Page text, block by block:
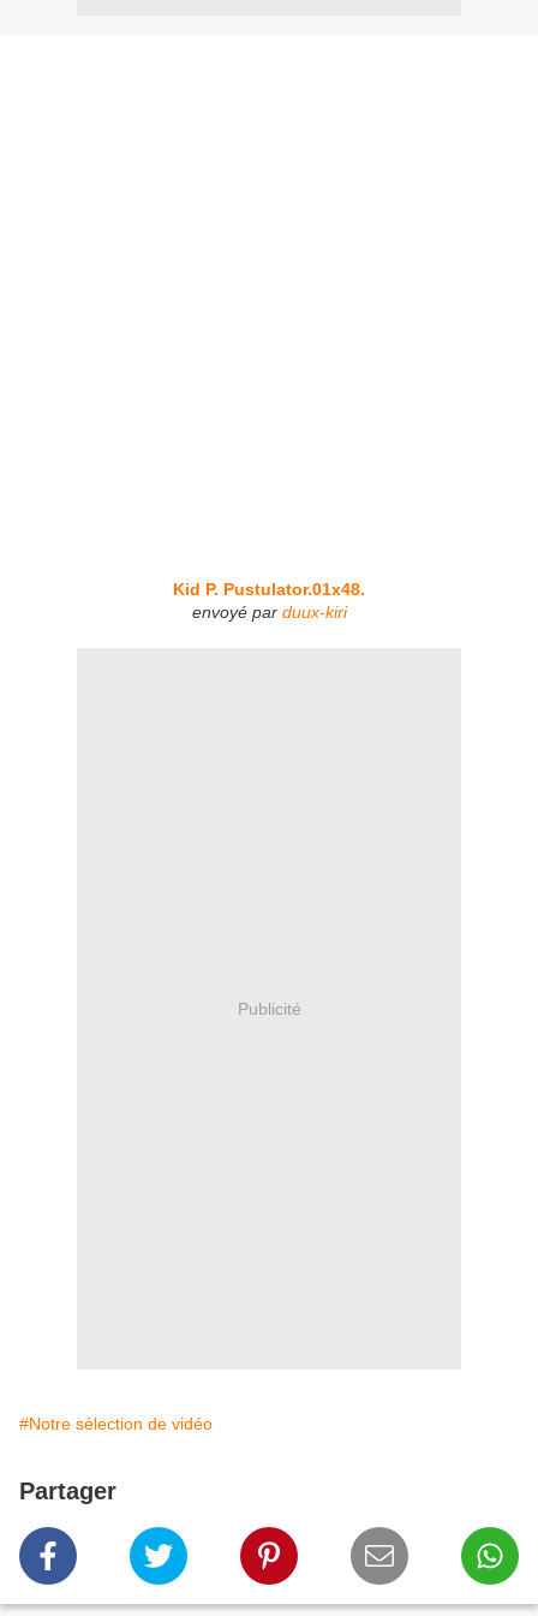
Kid P. Pustulator.01x48.
envoyé par duux-kiri
Publicité
#Notre sélection de vidéo
Partager